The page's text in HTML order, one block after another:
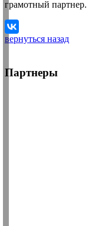
грамотный партнер.
вернуться назад
Партнеры